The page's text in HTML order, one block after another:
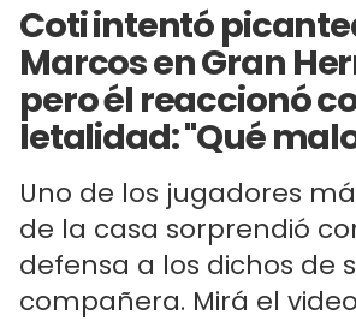
Coti intentó
Marcos en Gran
pero él reaccionó
letalidad: "Qué
Uno de los jugadores
de la casa sorprendió
defensa a los dichos de
compañera. Mirá el